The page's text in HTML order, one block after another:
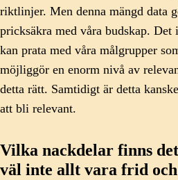
riktlinjer. Men denna mängd data
pricksäkra med våra budskap.
kan prata med våra målgrupper
möjliggör en enorm nivå av
detta rätt. Samtidigt är detta
att bli relevant.
Vilka nackdelar finns
väl inte allt vara frid